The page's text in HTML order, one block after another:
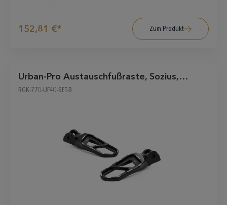
152,81 €* Zum Produkt
Urban-Pro Austauschfußraste, Sozius,
schwarz
RGK-770-UF40-SET-B